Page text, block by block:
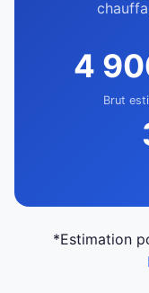
4
Brut
*Estimation